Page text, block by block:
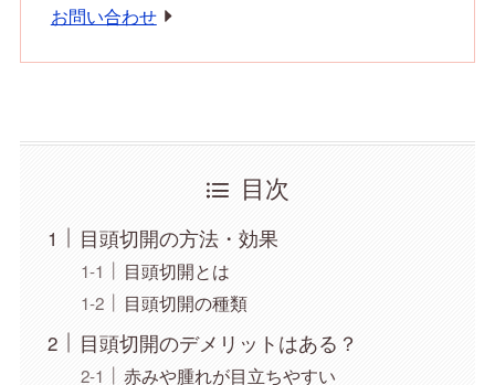
お問い合わせ
目次
目頭切開の方法・効果
目頭切開とは
目頭切開の種類
目頭切開のデメリットはある？
赤みや腫れが目立ちやすい